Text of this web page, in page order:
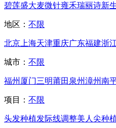
碧莲盛大麦微针雍禾瑞丽诗新
地区： 不限
北京 上海天津重庆广东福建浙
城市： 不限
福州 厦门三明莆田 泉州漳州南
项目： 不限
头发种植发际线调整美人尖种